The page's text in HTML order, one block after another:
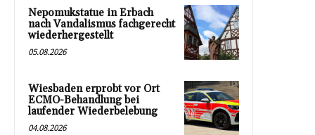
Nepomukstatue in Erbach
nach Vandalismus fachgerecht
wiederhergestellt
05.08.2026
Wiesbaden erprobt vor Ort
ECMO-Behandlung bei
laufender Wiederbelebung
04.08.2026